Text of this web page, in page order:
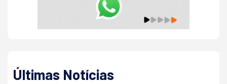
Últimas Notícias